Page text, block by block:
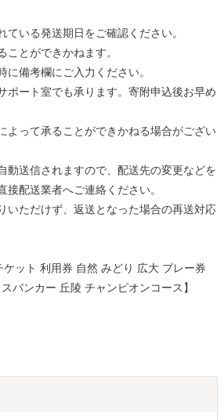
いる発送期日をご確認ください。
とができかねます。
備考欄にご入力ください。
ート室でも承ります。寄附申込後お早め
って承ることができかねる場合がござい
送信されますので、配送先の変更などを
配送業者へご連絡ください。
ただけず、返送となった場合の再送対応
ット 利用券 自然 みどり 広大 プレー券
バンカー 丘陵 チャンピオンコース】